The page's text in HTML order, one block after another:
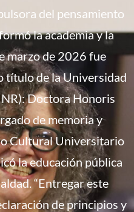
del pensamiento
la academia y la
marzo de 2026 fue
título de la Universidad
Doctora Honoris
de memoria y
Cultural Universitario
la educación pública
“Entregar este
de principios y